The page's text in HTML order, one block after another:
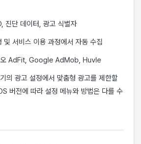
진단 데이터, 광고 식별자
및 서비스 이용 과정에서 자동 수집
오 AdFit, Google AdMob, Huvle
의 광고 설정에서 맞춤형 광고를 제한할
버전에 따라 설정 메뉴와 방법은 다를 수